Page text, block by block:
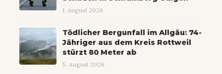
1. August 2026
Tödlicher Bergunfall im Allgäu: 74-
Jähriger aus dem Kreis Rottweil
stürzt 80 Meter ab
5. August 2026